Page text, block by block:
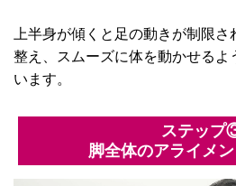
上半身が傾くと足の動きが制限
整え、スムーズに体を動かせるよ
います。
ステップ
脚全体のアライメ